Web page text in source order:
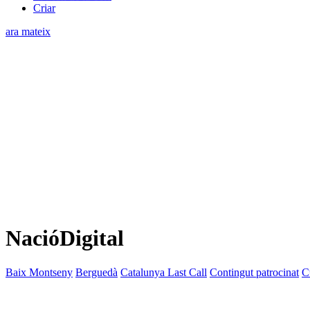
Criar
ara mateix
NacióDigital
Baix Montseny Berguedà Catalunya Last Call Contingut patrocinat